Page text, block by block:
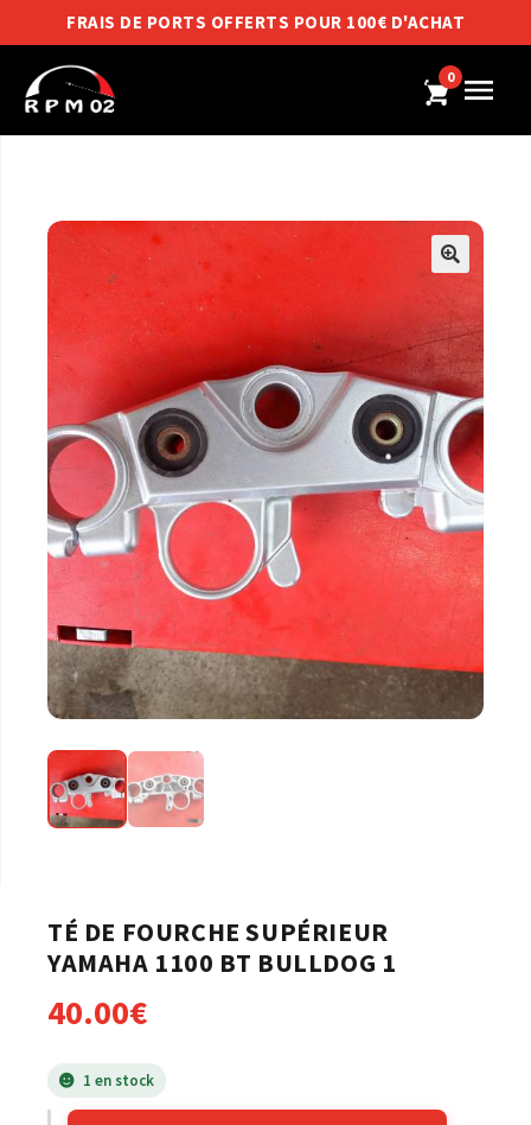
FRAIS DE PORTS OFFERTS POUR 100€ D'ACHAT
0
TÉ DE FOURCHE SUPÉRIEUR
YAMAHA 1100 BT BULLDOG 1
40.00€
1 en stock